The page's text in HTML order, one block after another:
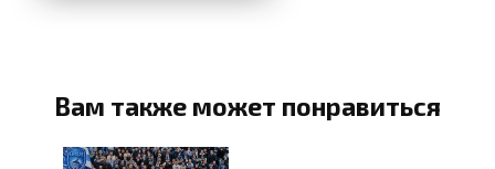
Вам также может понравиться